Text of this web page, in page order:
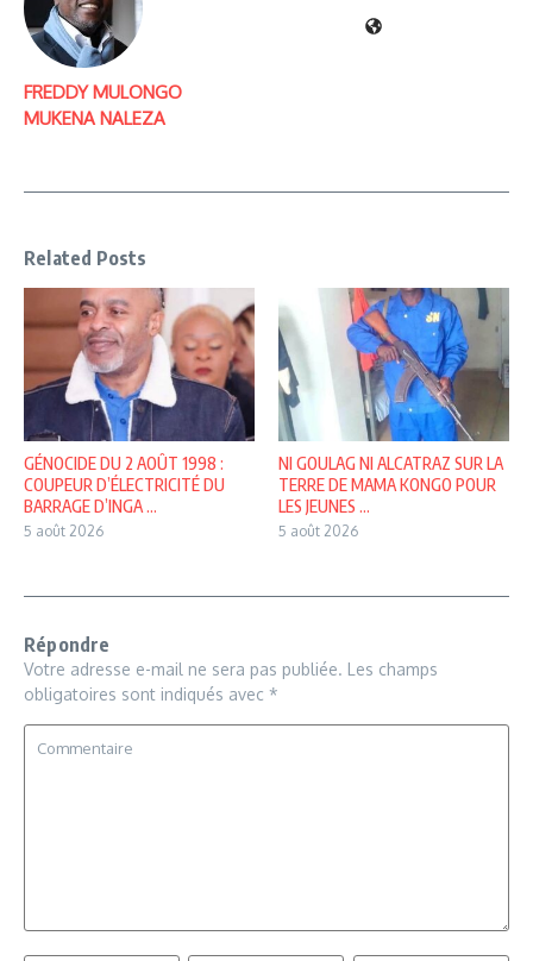
FREDDY MULONGO
MUKENA NALEZA
Related Posts
GÉNOCIDE DU 2 AOÛT 1998 :
COUPEUR D’ÉLECTRICITÉ DU
BARRAGE D’INGA ...
5 août 2026
NI GOULAG NI ALCATRAZ SUR LA
TERRE DE MAMA KONGO POUR
LES JEUNES ...
5 août 2026
Répondre
Votre adresse e-mail ne sera pas publiée. Les champs
obligatoires sont indiqués avec *